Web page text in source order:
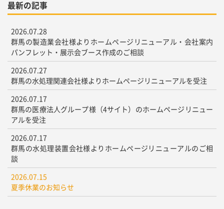
最新の記事
2026.07.28
群馬の製造業会社様よりホームページリニューアル・会社案内
パンフレット・展示会ブース作成のご相談
2026.07.27
群馬の水処理関連会社様よりホームページリニューアルを受注
2026.07.17
群馬の医療法人グループ様（4サイト）のホームページリニュー
アルを受注
2026.07.17
群馬の水処理装置会社様よりホームページリニューアルのご相
談
2026.07.15
夏季休業のお知らせ